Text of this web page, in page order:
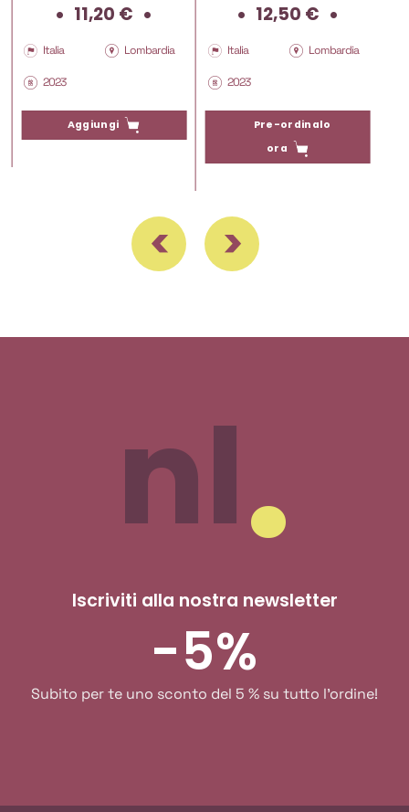
11,20 €
Italia Lombardia
2023
Aggiungi
12,50 €
Italia Lombardia
2023
Pre-ordinalo
ora
nl
Iscriviti alla nostra newsletter
-5%
Subito per te uno sconto del 5 % su tutto l'ordine!